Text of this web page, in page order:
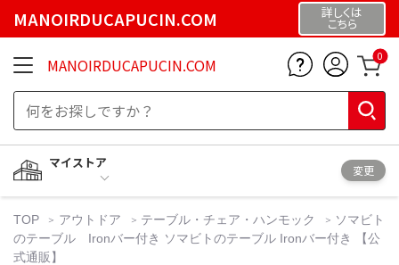
MANOIRDUCAPUCIN.COM 詳しくは
こちら
MANOIRDUCAPUCIN.COM 0
マイストア
変更
TOP アウトドア テーブル・チェア・ハンモック
ソマビト
のテーブル Ironバー付き ソマビトのテーブル Ironバー付き 【公
式通販】